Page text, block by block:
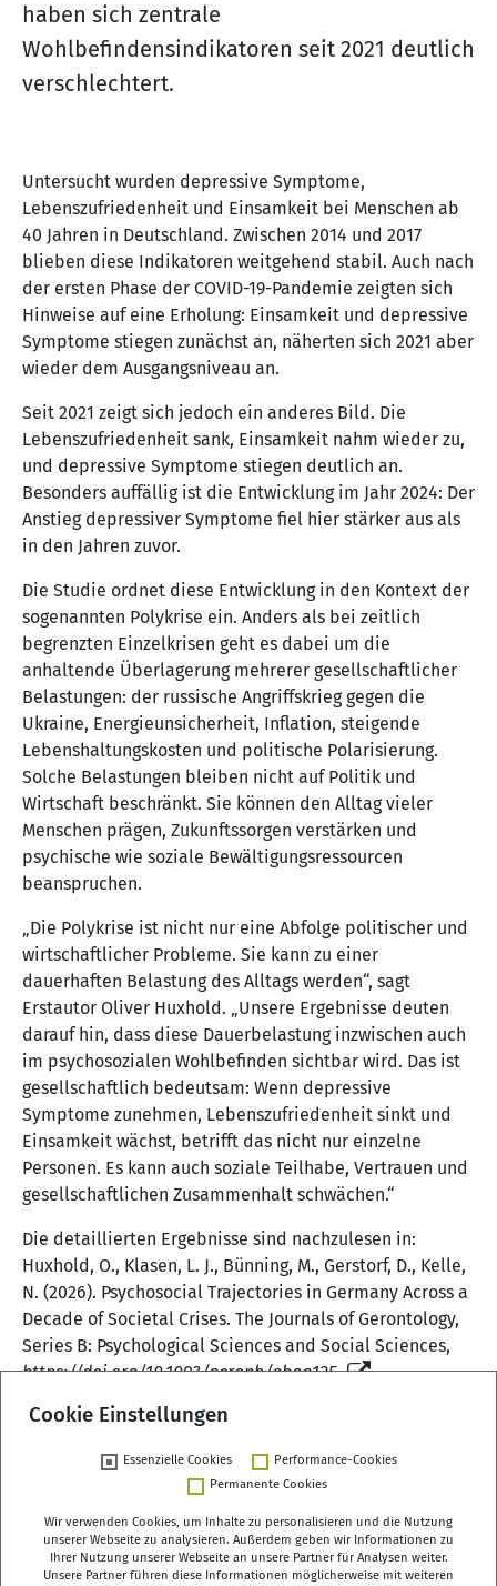
haben sich zentrale
Wohlbefindensindikatoren seit 2021 deutlich
verschlechtert.
Untersucht wurden depressive Symptome,
Lebenszufriedenheit und Einsamkeit bei Menschen ab
40 Jahren in Deutschland. Zwischen 2014 und 2017
blieben diese Indikatoren weitgehend stabil. Auch nach
der ersten Phase der COVID-19-Pandemie zeigten sich
Hinweise auf eine Erholung: Einsamkeit und depressive
Symptome stiegen zunächst an, näherten sich 2021 aber
wieder dem Ausgangsniveau an.
Seit 2021 zeigt sich jedoch ein anderes Bild. Die
Lebenszufriedenheit sank, Einsamkeit nahm wieder zu,
und depressive Symptome stiegen deutlich an.
Besonders auffällig ist die Entwicklung im Jahr 2024: Der
Anstieg depressiver Symptome fiel hier stärker aus als
in den Jahren zuvor.
Die Studie ordnet diese Entwicklung in den Kontext der
sogenannten Polykrise ein. Anders als bei zeitlich
begrenzten Einzelkrisen geht es dabei um die
anhaltende Überlagerung mehrerer gesellschaftlicher
Belastungen: der russische Angriffskrieg gegen die
Ukraine, Energieunsicherheit, Inflation, steigende
Lebenshaltungskosten und politische Polarisierung.
Solche Belastungen bleiben nicht auf Politik und
Wirtschaft beschränkt. Sie können den Alltag vieler
Menschen prägen, Zukunftssorgen verstärken und
psychische wie soziale Bewältigungsressourcen
beanspruchen.
„Die Polykrise ist nicht nur eine Abfolge politischer und
wirtschaftlicher Probleme. Sie kann zu einer
dauerhaften Belastung des Alltags werden“, sagt
Erstautor Oliver Huxhold. „Unsere Ergebnisse deuten
darauf hin, dass diese Dauerbelastung inzwischen auch
im psychosozialen Wohlbefinden sichtbar wird. Das ist
gesellschaftlich bedeutsam: Wenn depressive
Symptome zunehmen, Lebenszufriedenheit sinkt und
Einsamkeit wächst, betrifft das nicht nur einzelne
Personen. Es kann auch soziale Teilhabe, Vertrauen und
gesellschaftlichen Zusammenhalt schwächen.“
Die detaillierten Ergebnisse sind nachzulesen in:
Huxhold, O., Klasen, L. J., Bünning, M., Gerstorf, D., Kelle,
N. (2026). Psychosocial Trajectories in Germany Across a
Decade of Societal Crises. The Journals of Gerontology,
Series B: Psychological Sciences and Social Sciences,
https://doi.org/10.1093/geronb/gbag125
Zurück
Deutsches Zentrum für Altersfragen (DZA)
Cookie Einstellungen
Essenzielle Cookies
Performance-Cookies
Permanente Cookies
Wir verwenden Cookies, um Inhalte zu personalisieren und die Nutzung
unserer Webseite zu analysieren. Außerdem geben wir Informationen zu
Ihrer Nutzung unserer Webseite an unsere Partner für Analysen weiter.
Unsere Partner führen diese Informationen möglicherweise mit weiteren